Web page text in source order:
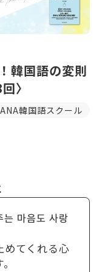
韓国語の変則
〉
韓国語スクール
마음도 사랑
めてくれる心